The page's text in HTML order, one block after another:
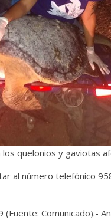
quelonios y gaviotas
al número telefónico
Comunicado).-